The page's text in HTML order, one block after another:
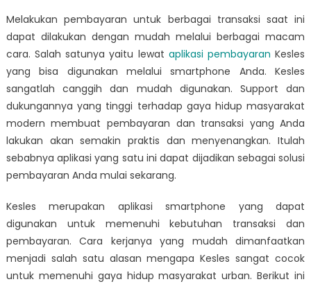
Pembayaran
Canggih
Lewat
Smartphone
Melakukan pembayaran untuk berbagai transaksi saat ini
dapat dilakukan dengan mudah melalui berbagai macam
cara. Salah satunya yaitu lewat aplikasi pembayaran Kesles
yang bisa digunakan melalui smartphone Anda. Kesles
sangatlah canggih dan mudah digunakan. Support dan
dukungannya yang tinggi terhadap gaya hidup masyarakat
modern membuat pembayaran dan transaksi yang Anda
lakukan akan semakin praktis dan menyenangkan. Itulah
sebabnya aplikasi yang satu ini dapat dijadikan sebagai solusi
pembayaran Anda mulai sekarang.
Kesles merupakan aplikasi smartphone yang dapat
digunakan untuk memenuhi kebutuhan transaksi dan
pembayaran. Cara kerjanya yang mudah dimanfaatkan
menjadi salah satu alasan mengapa Kesles sangat cocok
untuk memenuhi gaya hidup masyarakat urban. Berikut ini